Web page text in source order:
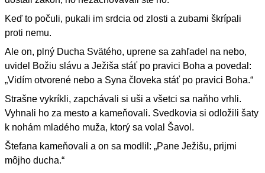
Keď to počuli, pukali im srdcia od zlosti a zubami škrípali
proti nemu.
Ale on, plný Ducha Svätého, uprene sa zahľadel na nebo,
uvidel Božiu slávu a Ježiša stáť po pravici Boha a povedal:
„Vidím otvorené nebo a Syna človeka stáť po pravici Boha.“
Strašne vykríkli, zapchávali si uši a všetci sa naňho vrhli.
Vyhnali ho za mesto a kameňovali. Svedkovia si odložili šaty
k nohám mladého muža, ktorý sa volal Šavol.
Štefana kameňovali a on sa modlil: „Pane Ježišu, prijmi
môjho ducha.“